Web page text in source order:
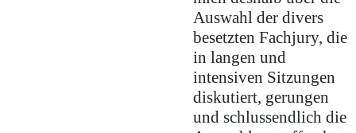
Auswahl der divers
besetzten Fachjury, die
in langen und
intensiven Sitzungen
diskutiert, gerungen
und schlussendlich die